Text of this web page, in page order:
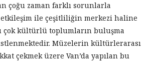
çoğu zaman farklı sorunlarla
etkileşim ile çeşitliliğin merkezi haline
çok kültürlü toplumların buluşma
Müzelerin kültürlerarası
çekmek üzere Van’da yapılan bu